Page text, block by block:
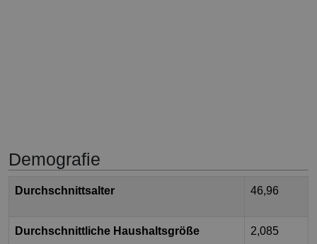
Demografie
Durchschnittsalter 46,96
Durchschnittliche Haushaltsgröße 2,085